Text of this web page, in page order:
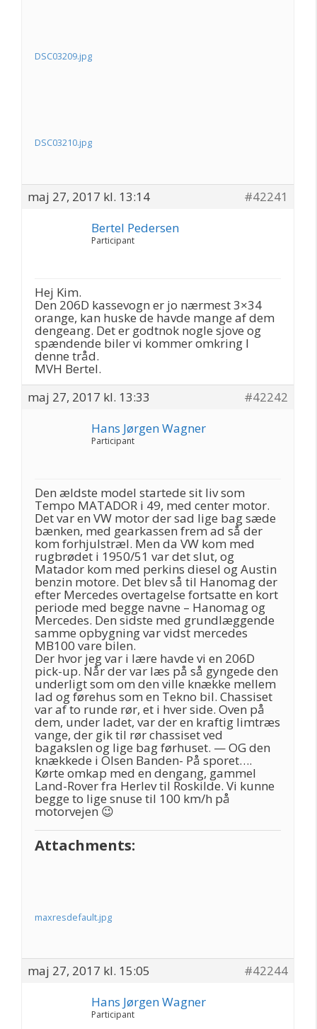
DSC03209.jpg
DSC03210.jpg
maj 27, 2017 kl. 13:14
#42241
Bertel Pedersen
Participant
Hej Kim.
Den 206D kassevogn er jo nærmest 3×34
orange, kan huske de havde mange af dem
dengeang. Det er godtnok nogle sjove og
spændende biler vi kommer omkring I
denne tråd.
MVH Bertel.
maj 27, 2017 kl. 13:33
#42242
Hans Jørgen Wagner
Participant
Den ældste model startede sit liv som
Tempo MATADOR i 49, med center motor.
Det var en VW motor der sad lige bag sæde
bænken, med gearkassen frem ad så der
kom forhjulstræl. Men da VW kom med
rugbrødet i 1950/51 var det slut, og
Matador kom med perkins diesel og Austin
benzin motore. Det blev så til Hanomag der
efter Mercedes overtagelse fortsatte en kort
periode med begge navne – Hanomag og
Mercedes. Den sidste med grundlæggende
samme opbygning var vidst mercedes
MB100 vare bilen.
Der hvor jeg var i lære havde vi en 206D
pick-up. Når der var læs på så gyngede den
underligt som om den ville knække mellem
lad og førehus som en Tekno bil. Chassiset
var af to runde rør, et i hver side. Oven på
dem, under ladet, var der en kraftig limtræs
vange, der gik til rør chassiset ved
bagakslen og lige bag førhuset. — OG den
knækkede i Olsen Banden- På sporet….
Kørte omkap med en dengang, gammel
Land-Rover fra Herlev til Roskilde. Vi kunne
begge to lige snuse til 100 km/h på
motorvejen 😉
Attachments:
maxresdefault.jpg
maj 27, 2017 kl. 15:05
#42244
Hans Jørgen Wagner
Participant